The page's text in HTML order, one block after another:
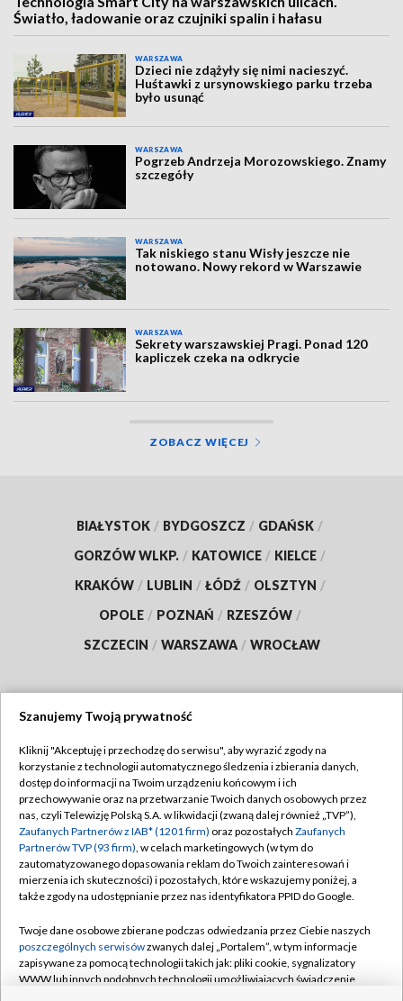
Światło, ładowanie oraz czujniki spalin i hałasu
WARSZAWA
Dzieci nie zdążyły się nimi nacieszyć.
Huśtawki z ursynowskiego parku trzeba
było usunąć
WARSZAWA
Pogrzeb Andrzeja Morozowskiego. Znamy
szczegóły
WARSZAWA
Tak niskiego stanu Wisły jeszcze nie
notowano. Nowy rekord w Warszawie
WARSZAWA
Sekrety warszawskiej Pragi. Ponad 120
kapliczek czeka na odkrycie
ZOBACZ WIĘCEJ
BIAŁYSTOK / BYDGOSZCZ / GDAŃSK /
GORZÓW WLKP. / KATOWICE / KIELCE /
KRAKÓW / LUBLIN / ŁÓDŹ / OLSZTYN /
OPOLE / POZNAŃ / RZESZÓW /
SZCZECIN / WARSZAWA / WROCŁAW
TVP
Abonament TVP
Emisja w TVP
Centrum informacji TVP
Naziemna Telewizja Cyfrowa
Rada Programowa
System NOS
Regulamin TVP
Polityka prywatności
Moje zgody
Pomoc
Kontakt
Szanujemy Twoją prywatność
Kliknij "Akceptuję i przechodzę do serwisu", aby wyrazić zgody na
korzystanie z technologii automatycznego śledzenia i zbierania danych,
dostęp do informacji na Twoim urządzeniu końcowym i ich
przechowywanie oraz na przetwarzanie Twoich danych osobowych przez
nas, czyli Telewizję Polską S.A. w likwidacji (zwaną dalej również „TVP”),
Zaufanych Partnerów z IAB* (1201 firm) oraz pozostałych Zaufanych
Partnerów TVP (93 firm), w celach marketingowych (w tym do
zautomatyzowanego dopasowania reklam do Twoich zainteresowań i
mierzenia ich skuteczności) i pozostałych, które wskazujemy poniżej, a
także zgody na udostępnianie przez nas identyfikatora PPID do Google.
Twoje dane osobowe zbierane podczas odwiedzania przez Ciebie naszych
poszczególnych serwisówzwanych dalej „Portalem”, w tym informacje
zapisywane za pomocą technologii takich jak: pliki cookie, sygnalizatory
WWW lub innych podobnych technologii umożliwiających świadczenie